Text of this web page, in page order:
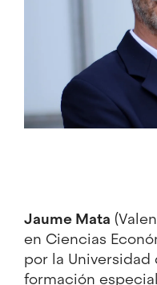
Jaume Mata
en Ciencias
por la Universidad
formación